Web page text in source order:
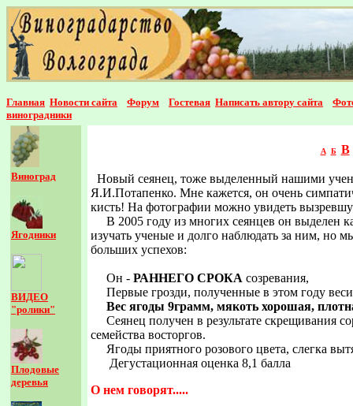
Главная Новости сайта Форум Гостевая Написать автору сайта
виноградники
Виноград
Ягодники
ВИДЕО
"ролики"
Плодовые
деревья
А Б В
Новый сеянец, тоже выделенный нашими
Я.И.Потапенко. Мне кажется, он очень
кисть! На фотографии можно увидеть
В 2005 году из многих сеянцев он выделен
изучать ученые и долго наблюдать за ним, но
больших успехов:
Он - РАННЕГО СРОКА созревания,
Первые грозди, полученные в этом году
Вес ягоды 9грамм, мякоть хорошая,
Сеянец получен в результате скрещивания
семейства восторгов.
Ягоды приятного розового цвета, слегка
Дегустационная оценка 8,1 балла
О нем говорят.....